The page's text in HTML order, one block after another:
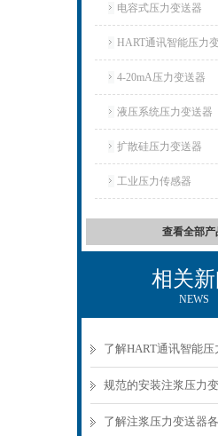
电容式压力变送器
HART通讯智能压力
4-20mA压力变送器
液压系统压力变送器
扩散硅压力变送器
工业压力传感器
查看全部产
相关
NEWS
了解HART通讯智能
部件功能特点可有效
定
规范的安装注浆压力
数据准确可靠
了解注浆压力变送器